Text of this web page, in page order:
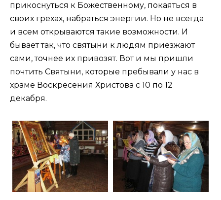
прикоснуться к Божественному, покаяться в
своих грехах, набраться энергии. Но не всегда
и всем открываются такие возможности. И
бывает так, что святыни к людям приезжают
сами, точнее их привозят. Вот и мы пришли
почтить Святыни, которые пребывали у нас в
храме Воскресения Христова с 10 по 12
декабря.